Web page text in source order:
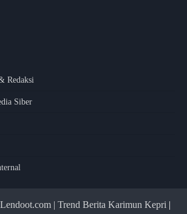
Redaksi
Siber
Lendoot.com | Trend Berita Karimun Kepri |